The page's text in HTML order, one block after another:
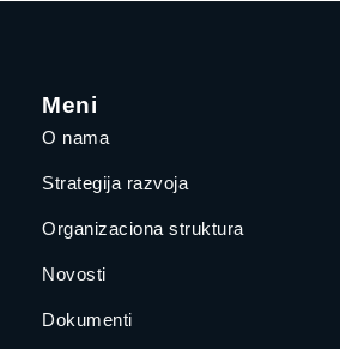
Meni
O nama
Strategija razvoja
Organizaciona struktura
Novosti
Dokumenti